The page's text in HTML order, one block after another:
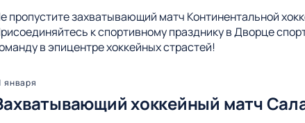
пропустите захватывающий матч Континентальной
к спортивному празднику в Дворце
в эпицентре хоккейных страстей!
января
хоккейный матч